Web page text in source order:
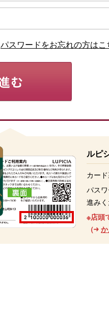
パスワードをお忘れの方はこ
ルピ
カー
パス
進みく
※店頭
（